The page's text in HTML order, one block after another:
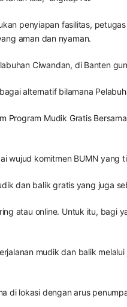
penyiapan fasilitas,
aman dan nyaman.
Ciwandan, di Banten
alternatif bilamana
Program Mudik Gratis
wujud komitmen BUMN
dan balik gratis yang juga
atau online. Untuk itu, bagi
mudik dan balik
lokasi dengan arus